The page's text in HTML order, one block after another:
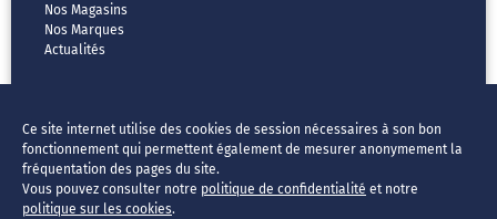
Ce site internet utilise des cookies de session nécessaires à son bon
fonctionnement qui permettent également de mesurer anonymement la
fréquentation des pages du site.
Vous pouvez consulter notre politique de confidentialité et notre
politique sur les cookies.
Nos Magasins
Nos Marques
Actualités
CGV
Vos données & vos droits
Mentions légales
FAQ